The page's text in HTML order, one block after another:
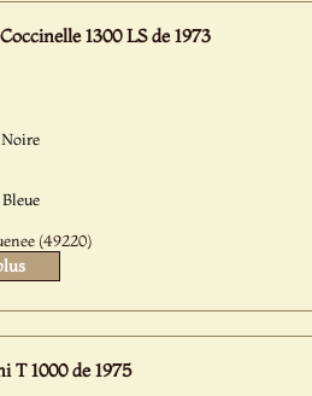
1300 LS de 1973
Noire
Bleue
(49220)
1000 de 1975